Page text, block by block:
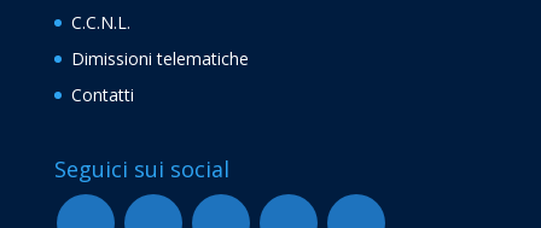
C.C.N.L.
Dimissioni telematiche
Contatti
Seguici sui social